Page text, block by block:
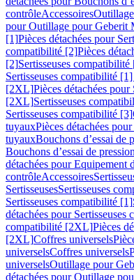
contrôleAccessoires
pour Outillage pour Geberit
[1]Pièces détachées pour
compatibilité [2]Pièces
[2]Sertisseuses
Sertisseuses compatibilité
[2XL]Pièces détachées
[2XL]Sertisseuses
Sertisseuses compatibilité [3]
tuyauxPièces détachées
tuyauxBouchons d’essai de
Bouchons d’essai de pression
détachées pour Equipement
contrôleAccessoires
SertisseusesSertisseuses
Sertisseuses compatibilité [1]
détachées pour
compatibilité [2XL]Pièces
[2XL]Coffres universels
universelsCoffres universels
universelsOutillage pour
détachées pour Outillage